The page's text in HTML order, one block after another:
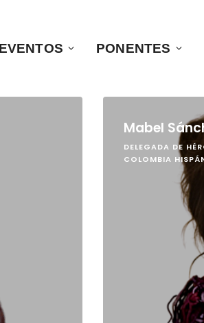
EVENTOS PONENTES
Mabel
DELEGADA DE
COLOMBIA